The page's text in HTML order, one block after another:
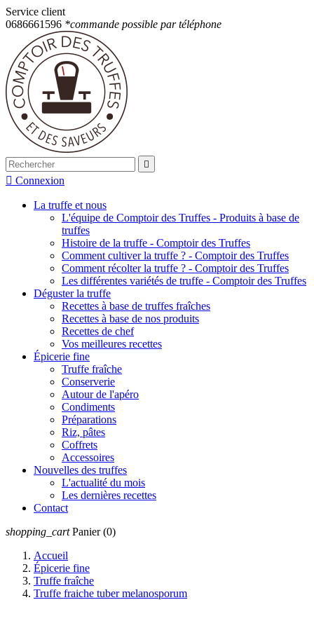
Service client
0686661596 *commande possible par téléphone

 Connexion
La truffe et nous
L'équipe de Comptoir des Truffes - Produits à base de
truffes
Histoire de la truffe - Comptoir des Truffes
Comment cultiver la truffe ? - Comptoir des Truffes
Comment récolter la truffe ? - Comptoir des Truffes
Les différentes variétés de truffe - Comptoir des Truffes
Déguster la truffe
Recettes à base de truffes fraîches
Recettes à base de nos produits
Recettes de chef
Vos meilleures recettes
Épicerie fine
Truffe fraîche
Conserverie
Autour de l'apéro
Condiments
Préparations
Riz, pâtes
Coffrets
Accessoires
Nouvelles des truffes
L'actualité du mois
Les dernières recettes
Contact
shopping_cart Panier (0)
Accueil
Épicerie fine
Truffe fraîche
Truffe fraiche tuber melanosporum